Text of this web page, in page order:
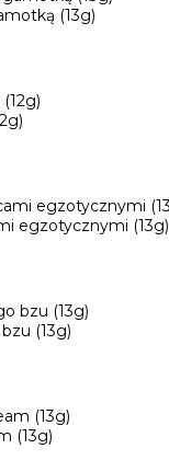
(13g)
egzotycznymi (13g)
(13g)
(13g)